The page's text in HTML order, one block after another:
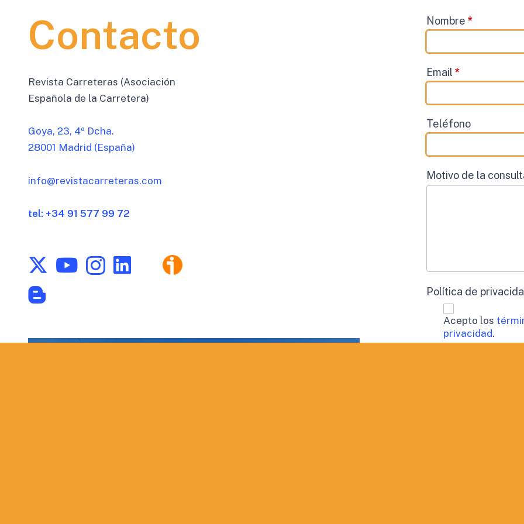
Contacto
Revista Carreteras (Asociación
Española de la Carretera)
Goya, 23, 4º Dcha.
28001 Madrid (España)
info@revistacarreteras.com
tel: +34 91 577 99 72
Contacto
Nombre *
Email *
Teléfono
Motivo de la
Política de
Acepto los
privacidad.